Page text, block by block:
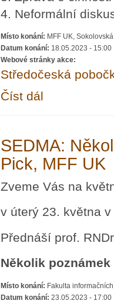
4. Neformální
Místo konání: MFF UK,
Datum konání: 18.05.2023 - 15:00
Webové stránky akce:
Středočeská
Číst dál
SEDMA:
Pick, MFF UK
Zveme Vás na
v úterý 23. května
Přednáší prof.
Několik
Místo konání: Fakulta
Datum konání: 23.05.2023 - 17:00